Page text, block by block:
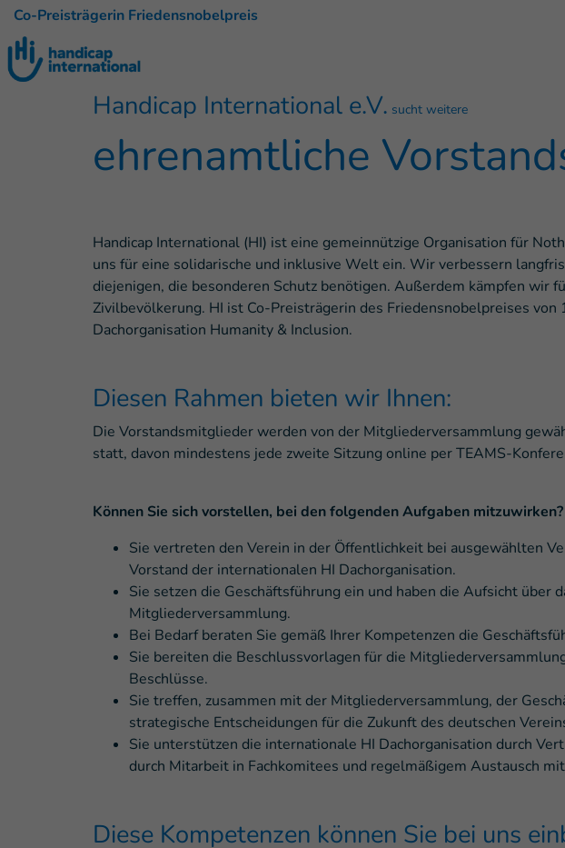
Co-Preisträgerin Friedensnobelpreis
Handicap International e.V. sucht weitere
ehrenamtliche
Handicap International (HI) ist eine gemeinnützige Organisation für
uns für eine solidarische und inklusive Welt ein. Wir verbessern
diejenigen, die besonderen Schutz benötigen. Außerdem kämpfen wir
Zivilbevölkerung. HI ist Co-Preisträgerin des Friedensnobelpreises
Dachorganisation Humanity & Inclusion.
Diesen Rahmen bieten wir Ihnen:
Die Vorstandsmitglieder werden von der Mitgliederversammlung
statt, davon mindestens jede zweite Sitzung online per TEAMS-
Können Sie sich vorstellen, bei den folgenden Aufgaben mitzuwirken?
Sie vertreten den Verein in der Öffentlichkeit bei ausgewählten
Vorstand der internationalen HI Dachorganisation.
Sie setzen die Geschäftsführung ein und haben die Aufsicht über
Mitgliederversammlung.
Bei Bedarf beraten Sie gemäß Ihrer Kompetenzen die
Sie bereiten die Beschlussvorlagen für die
Beschlüsse.
Sie treffen, zusammen mit der Mitgliederversammlung, der
strategische Entscheidungen für die Zukunft des deutschen
Sie unterstützen die internationale HI Dachorganisation durch
durch Mitarbeit in Fachkomitees und regelmäßigem Austausch
Diese Kompetenzen können Sie bei uns